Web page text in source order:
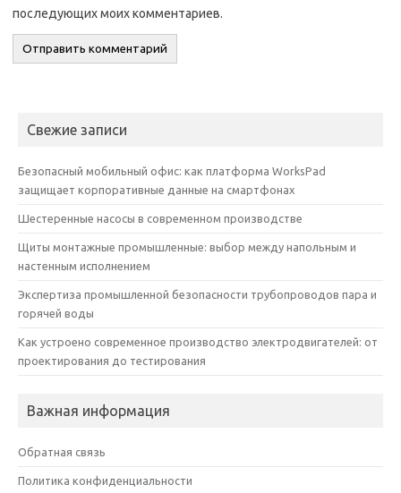
последующих моих комментариев.
Свежие записи
Безопасный мобильный офис: как платформа WorksPad
защищает корпоративные данные на смартфонах
Шестеренные насосы в современном производстве
Щиты монтажные промышленные: выбор между напольным и
настенным исполнением
Экспертиза промышленной безопасности трубопроводов пара и
горячей воды
Как устроено современное производство электродвигателей: от
проектирования до тестирования
Важная информация
Обратная связь
Политика конфиденциальности